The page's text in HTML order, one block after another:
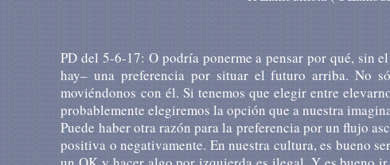
PD del 5-6-17: O podría ponerme a pensar por qué, sin
hay– una preferencia por situar el futuro arriba. No
moviéndonos con él. Si tenemos que elegir entre
probablemente elegiremos la opción que a nuestra
Puede haber otra razón para la preferencia por un flujo
positiva o negativamente. En nuestra cultura, es bueno